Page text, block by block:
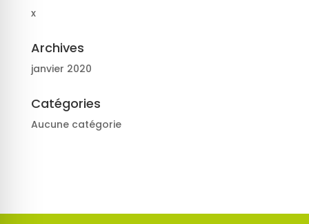
x
Archives
janvier 2020
Catégories
Aucune catégorie